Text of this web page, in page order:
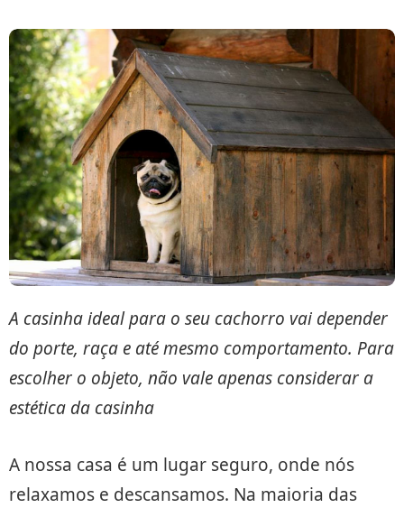
A casinha ideal para o seu cachorro vai depender
do porte, raça e até mesmo comportamento. Para
escolher o objeto, não vale apenas considerar a
estética da casinha
A nossa casa é um lugar seguro, onde nós
relaxamos e descansamos. Na maioria das